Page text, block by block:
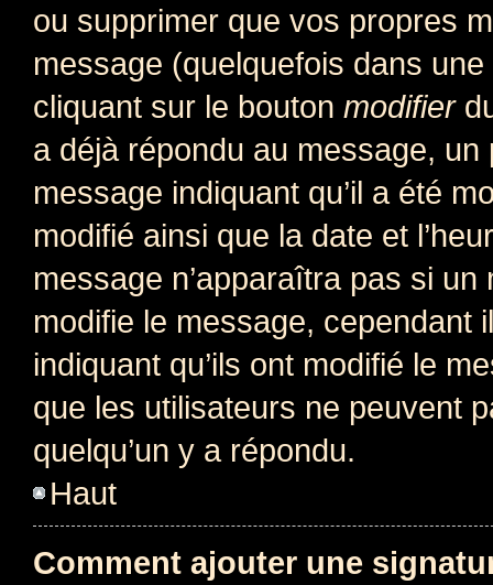
ou supprimer que vos propres
message (quelquefois dans
cliquant sur le bouton modifier
a déjà répondu au message, un
message indiquant qu’il a été
modifié ainsi que la date et
message n’apparaîtra pas si
modifie le message, cependant
indiquant qu’ils ont modifié le
que les utilisateurs ne peuvent
quelqu’un y a répondu.
Haut
Comment ajouter une